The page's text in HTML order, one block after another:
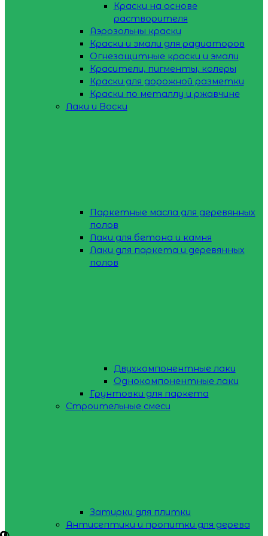
Краски на основе
растворителя
Аэрозольны краски
Краски и эмали для радиаторов
Огнезащитные краски и эмали
Красители, пигменты, колеры
Краски для дорожной разметки
Краски по металлу и ржавчине
Лаки и Воски
Паркетные масла для деревянных
полов
Лаки для бетона и камня
Лаки для паркета и деревянных
полов
Двухкомпонентные лаки
Однокомпонентные лаки
Грунтовки для паркета
Строительные смеси
Затирки для плитки
Антисептики и пропитки для дерева